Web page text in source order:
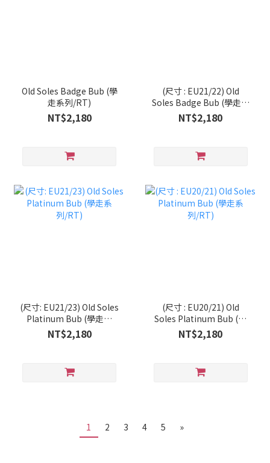
Old Soles Badge Bub (學
走系列/RT)
NT$2,180
(尺寸 : EU21/22) Old
Soles Badge Bub (學走系
列/RT)
NT$2,180
(尺寸: EU21/23) Old Soles
Platinum Bub (學走系
列/RT)
NT$2,180
(尺寸 : EU20/21) Old
Soles Platinum Bub (學
走系列/RT)
NT$2,180
1 2 3 4 5 »